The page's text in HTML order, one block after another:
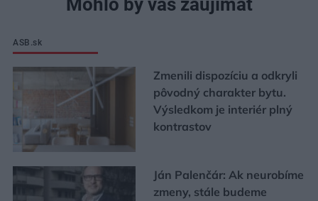
Mohlo by vás zaujímať
ASB.sk
Zmenili dispozíciu a odkryli
pôvodný charakter bytu.
Výsledkom je interiér plný
kontrastov
Ján Palenčár: Ak neurobíme
zmeny, stále budeme